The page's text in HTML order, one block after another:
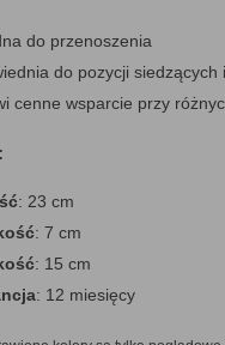
do przenoszenia
do pozycji siedzących
cenne wsparcie przy
: 23 cm
: 7 cm
: 15 cm
: 12 miesięcy